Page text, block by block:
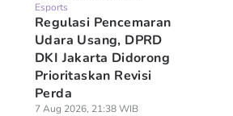
Esports
Regulasi Pencemaran
Udara Usang, DPRD
DKI Jakarta Didorong
Prioritaskan Revisi
Perda
7 Aug 2026, 21:38 WIB